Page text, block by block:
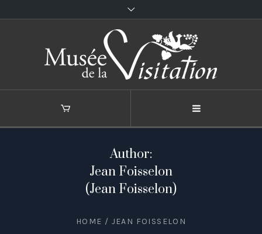
Author:
Jean Foisselon
(Jean Foisselon)
HOME / JEAN FOISSELON